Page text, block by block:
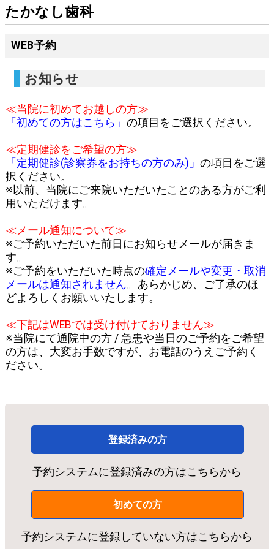
たかなし歯科
WEB予約
お知らせ
≪当院に初めてお越しの方≫
「初めての方はこちら」 の項目をご選択ください。
≪定期健診をご希望の方≫
「定期健診(診察券をお持ちの方のみ)」 の項目をご選
択ください。
※以前、当院にご来院いただいたことのある方がご利
用いただけます。
≪メール通知について≫
※ご予約いただいた前日にお知らせメールが届きま
す。
※ご予約をいただいた時点の確定メールや変更・取消
メールは通知されません。あらかじめ、ご了承のほ
どよろしくお願いいたします。
≪下記はWEBでは受け付けておりません≫
※当院にて通院中の方 / 急患や当日のご予約をご希望
の方は、大変お手数ですが、お電話のうえご予約く
ださい。
登録済みの方
予約システムに登録済みの方はこちらから
初めての方
予約システムに登録していない方はこちらから